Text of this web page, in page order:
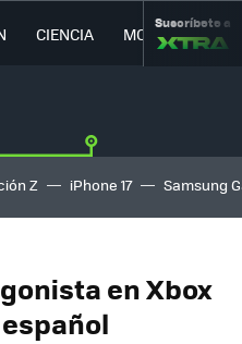
CIENCIA MOVILIDAD
Suscríbete a
Z iPhone 17 Samsung
en Xbox